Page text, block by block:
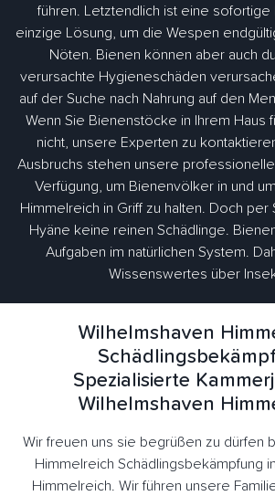
führen. Letztendlich ist eine sofortige
einzige Lösung, um die Wespen
Nöten. Bienen können aber auch
verursachte Hygieneschäden
auf der Suche nach Nahrung auf den
Wenn Sie Bienenstöcke in Ihrem Haus
nicht, unsere Experten zu
Ausbruchs stehen unsere
Verfügung, um Bienenvölker in und
Himmelreich in Griff zu halten. Doch per
Hyäne keine reinen Schädlinge.
Aufgaben im natürlichen System.
Wissenswertes über
Wilhelmshaven
Spezialisierte
Wilhelmshaven
Wir freuen uns sie begrüßen zu dürfen
Himmelreich Schädlingsbekämpfung
Himmelreich. Wir führen unsere